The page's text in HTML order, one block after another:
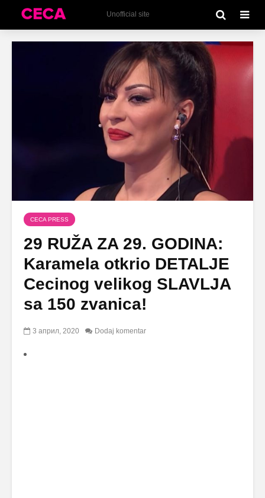
Unofficial site
CECA PRESS
29 RUŽA ZA 29. GODINA:
Karamela otkrio DETALJE
Cecinog velikog SLAVLJA
sa 150 zvanica!
3 април, 2020 Dodaj komentar